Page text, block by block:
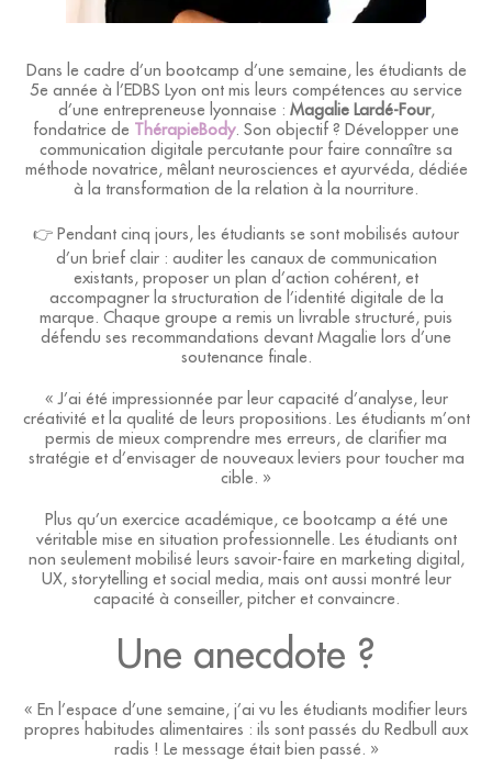
Dans le cadre d’un bootcamp d’une semaine, les étudiants de
5e année à l’EDBS Lyon ont mis leurs compétences au service
d’une entrepreneuse lyonnaise : Magalie Lardé-Four,
fondatrice de ThérapieBody. Son objectif ? Développer une
communication digitale percutante pour faire connaître sa
méthode novatrice, mêlant neurosciences et ayurvéda, dédiée
à la transformation de la relation à la nourriture.
👉 Pendant cinq jours, les étudiants se sont mobilisés autour
d’un brief clair : auditer les canaux de communication
existants, proposer un plan d’action cohérent, et
accompagner la structuration de l’identité digitale de la
marque. Chaque groupe a remis un livrable structuré, puis
défendu ses recommandations devant Magalie lors d’une
soutenance finale.
« J’ai été impressionnée par leur capacité d’analyse, leur
créativité et la qualité de leurs propositions. Les étudiants m’ont
permis de mieux comprendre mes erreurs, de clarifier ma
stratégie et d’envisager de nouveaux leviers pour toucher ma
cible. »
Plus qu’un exercice académique, ce bootcamp a été une
véritable mise en situation professionnelle. Les étudiants ont
non seulement mobilisé leurs savoir-faire en marketing digital,
UX, storytelling et social media, mais ont aussi montré leur
capacité à conseiller, pitcher et convaincre.
Une anecdote ?
« En l’espace d’une semaine, j’ai vu les étudiants modifier leurs
propres habitudes alimentaires : ils sont passés du Redbull aux
radis ! Le message était bien passé. »